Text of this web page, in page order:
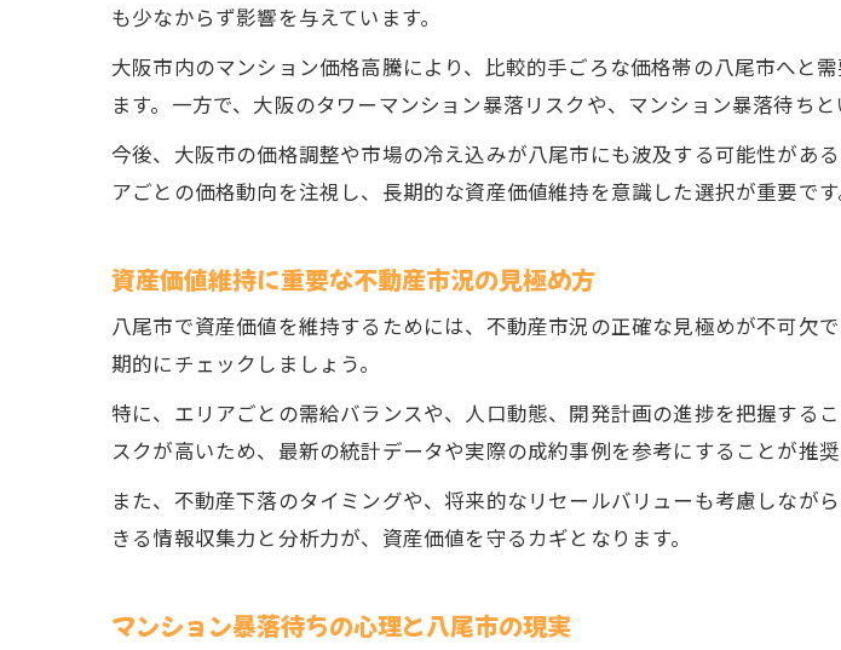
関西の不動産市況と八尾
関西全域の不動産市
大阪土地上がる背景
関西不動産市況が投
も少なからず影響を与えています。
大阪市内のマンション価格高騰により、比較的手ごろな価格帯の八尾市へと
ます。一方で、大阪のタワーマンション暴落リスクや、マンション暴落待ち
今後、大阪市の価格調整や市場の冷え込みが八尾市にも波及する可能性があ
アごとの価格動向を注視し、長期的な資産価値維持を意識した選択が重要です
資産価値維持に重要な不動産市況の見極め方
八尾市で資産価値を維持するためには、不動産市況の正確な見極めが不可欠
期的にチェックしましょう。
特に、エリアごとの需給バランスや、人口動態、開発計画の進捗を把握する
スクが高いため、最新の統計データや実際の成約事例を参考にすることが推奨
また、不動産下落のタイミングや、将来的なリセールバリューも考慮しなが
きる情報収集力と分析力が、資産価値を守るカギとなります。
マンション暴落待ちの心理と八尾市の現実
お気軽にご相談
お気軽にご相談